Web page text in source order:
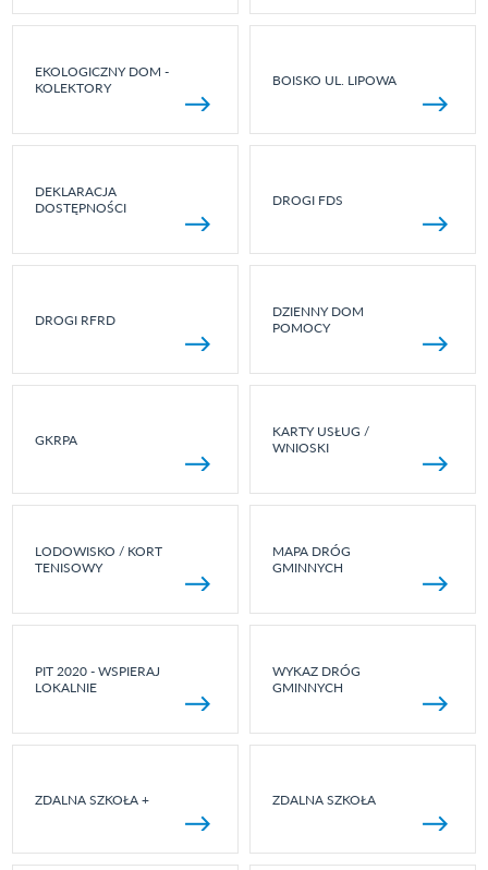
EKOLOGICZNY DOM -
KOLEKTORY
BOISKO UL. LIPOWA
DEKLARACJA
DOSTĘPNOŚCI
DROGI FDS
DROGI RFRD
DZIENNY DOM
POMOCY
GKRPA
KARTY USŁUG /
WNIOSKI
LODOWISKO / KORT
TENISOWY
MAPA DRÓG
GMINNYCH
PIT 2020 - WSPIERAJ
LOKALNIE
WYKAZ DRÓG
GMINNYCH
ZDALNA SZKOŁA + ZDALNA SZKOŁA